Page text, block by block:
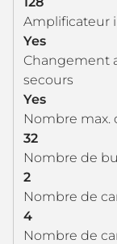
Amplificateur
Yes
Changement
secours
Yes
Nombre max.
32
Nombre de
2
Nombre de
4
Nombre de